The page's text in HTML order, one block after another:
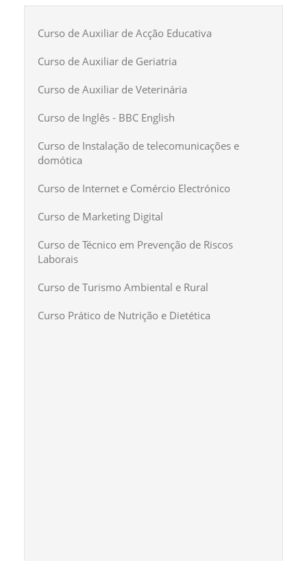
Curso de Auxiliar de Acção Educativa
Curso de Auxiliar de Geriatria
Curso de Auxiliar de Veterinária
Curso de Inglês - BBC English
Curso de Instalação de telecomunicações e
domótica
Curso de Internet e Comércio Electrónico
Curso de Marketing Digital
Curso de Técnico em Prevenção de Riscos
Laborais
Curso de Turismo Ambiental e Rural
Curso Prático de Nutrição e Dietética